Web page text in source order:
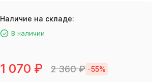
Наличие на складе:
В наличии
1 070 ₽ 2 360₽ -55%